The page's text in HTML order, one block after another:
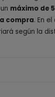
máximo de
compra. En
según la